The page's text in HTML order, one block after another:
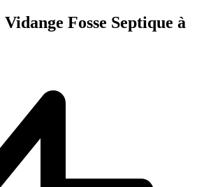
Vidange Fosse Septique à